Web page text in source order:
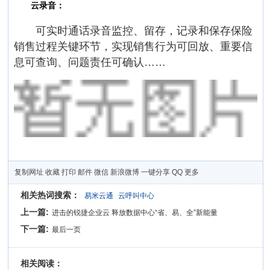
云录音：
可实时通话录音监控、留存，记录和保存保险
销售过程关键环节，实现销售行为可回放、重要信
息可查询、问题责任可确认……
复制网址 收藏 打印 邮件 微信 新浪微博 一键分享 QQ 更多
相关热词搜索： 易米云通 云呼叫中心
上一篇: 进击的锐捷企业云 释放数据中心“省、易、全”新能量
下一篇: 最后一页
相关阅读：